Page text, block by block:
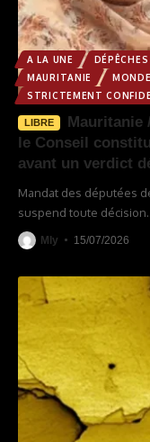
A LA UNE DÉPÊCHES
MAURITANIE
STRICTEMENT
LIBRE
Mauritanie
le Conseil
avant un verdict
Mandat des députées
suspend toute décision
Mly 15/07/2026